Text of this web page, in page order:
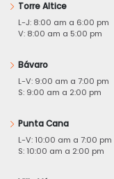
Torre Altice
L-J: 8:00 am a 6:00 pm
V: 8:00 am a 5:00 pm
Bávaro
L-V: 9:00 am a 7:00 pm
S: 9:00 am a 2:00 pm
Punta Cana
L-V: 10:00 am a 7:00 pm
S: 10:00 am a 2:00 pm